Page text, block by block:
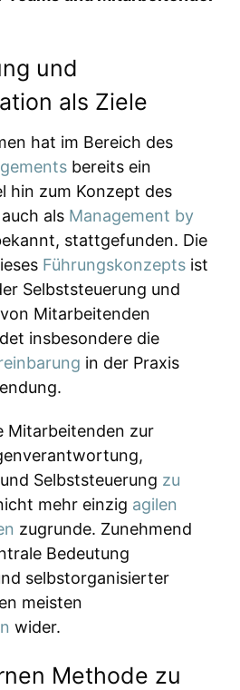
und
als Ziele
hat im Bereich des
bereits ein
hin zum Konzept des
auch als Management by
stattgefunden. Die
Führungskonzepts ist
Selbststeuerung und
Mitarbeitenden
insbesondere die
in der Praxis
Mitarbeitenden zur
Selbststeuerung zu
mehr einzig agilen
zugrunde. Zunehmend
Bedeutung
selbstorganisierter
meisten
wider.
Methode zu